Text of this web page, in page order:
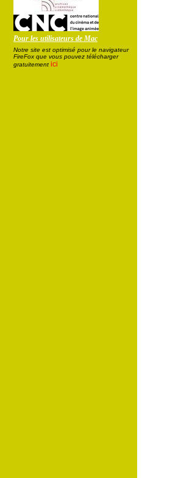
Pour les utilisateurs de Mac
Notre site est optimisé pour le navigateur
FireFox que vous pouvez télécharger
gratuitement ici